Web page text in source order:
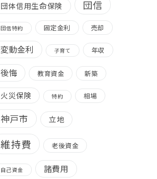
団体信用生命保険 団信
団信特約 固定金利 売却
変動金利 子育て 年収
後悔 教育資金 新築
火災保険 特約 相場
神戸市 立地
維持費 老後資金
自己資金 諸費用